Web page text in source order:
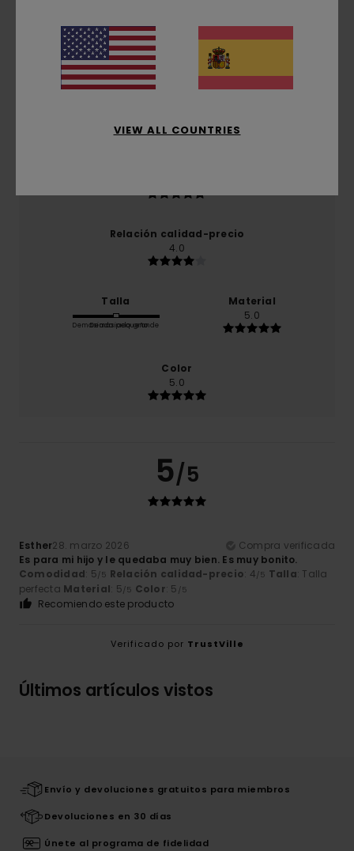
5.0 /5
producto
Relación calidad-precio
4.0
Talla
Demasiado pequeño
Demasiado grande
Material
5.0
Color
5.0
5/5
Esther28. marzo 2026
Compra verificada
Es para mi hijo y le quedaba muy bien. Es muy bonito.
Comodidad: 5/5 Relación calidad-precio: 4/5 Talla: Talla
perfecta Material: 5/5 Color: 5 /5
Recomiendo este producto
Verificado por TrustVille
Últimos artículos vistos
Envío y devoluciones gratuitos para miembros
Devoluciones en 30 días
Únete al programa de fidelidad
VIEW ALL COUNTRIES